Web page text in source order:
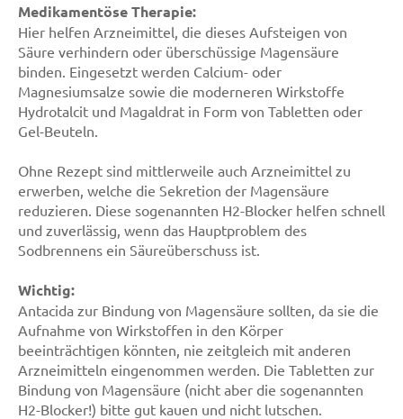
Medikamentöse Therapie:
Hier helfen Arzneimittel, die dieses Aufsteigen von
Säure verhindern oder überschüssige Magensäure
binden. Eingesetzt werden Calcium- oder
Magnesiumsalze sowie die moderneren Wirkstoffe
Hydrotalcit und Magaldrat in Form von Tabletten oder
Gel-Beuteln.
Ohne Rezept sind mittlerweile auch Arzneimittel zu
erwerben, welche die Sekretion der Magensäure
reduzieren. Diese sogenannten H2-Blocker helfen schnell
und zuverlässig, wenn das Hauptproblem des
Sodbrennens ein Säureüberschuss ist.
Wichtig:
Antacida zur Bindung von Magensäure sollten, da sie die
Aufnahme von Wirkstoffen in den Körper
beeinträchtigen könnten, nie zeitgleich mit anderen
Arzneimitteln eingenommen werden. Die Tabletten zur
Bindung von Magensäure (nicht aber die sogenannten
H2-Blocker!) bitte gut kauen und nicht lutschen.